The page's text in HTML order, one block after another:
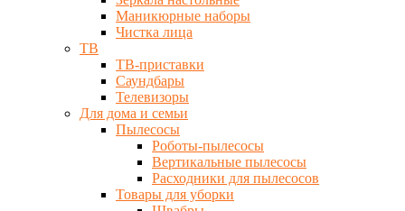
Маникюрные наборы
Чистка лица
ТВ
ТВ-приставки
Саундбары
Телевизоры
Для дома и семьи
Пылесосы
Роботы-пылесосы
Вертикальные пылесосы
Расходники для пылесосов
Товары для уборки